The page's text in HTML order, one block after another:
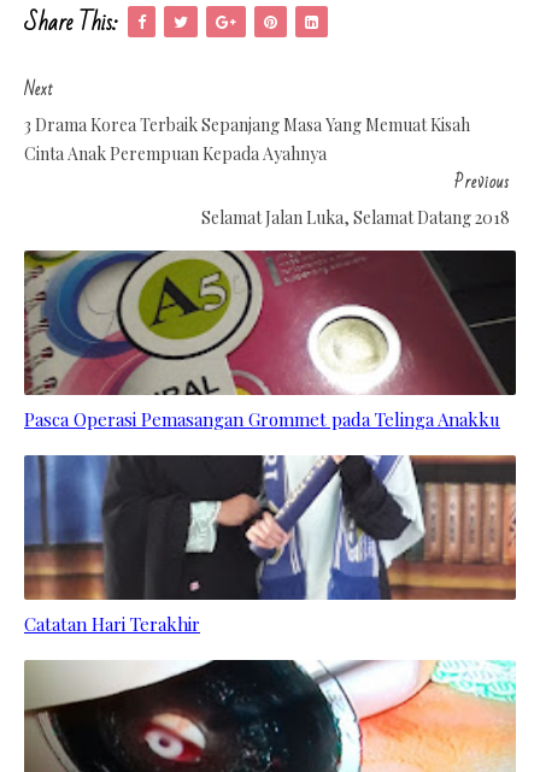
Share This:
Next
3 Drama Korea Terbaik Sepanjang Masa Yang Memuat Kisah
Cinta Anak Perempuan Kepada Ayahnya
Previous
Selamat Jalan Luka, Selamat Datang 2018
Pasca Operasi Pemasangan Grommet pada Telinga Anakku
Catatan Hari Terakhir